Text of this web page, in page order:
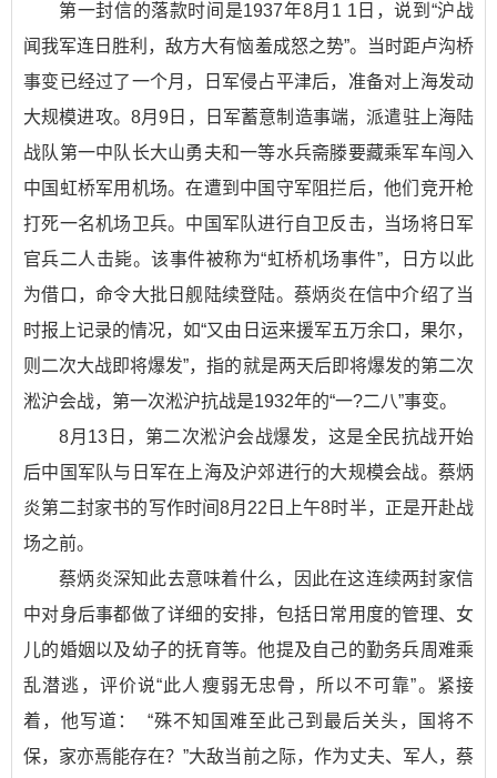
第一封信的落款时间是1937年8月1 1日，说到“沪战
闻我军连日胜利，敌方大有恼羞成怒之势”。当时距卢沟桥
事变已经过了一个月，日军侵占平津后，准备对上海发动
大规模进攻。8月9日，日军蓄意制造事端，派遣驻上海陆
战队第一中队长大山勇夫和一等水兵斋滕要藏乘军车闯入
中国虹桥军用机场。在遭到中国守军阻拦后，他们竞开枪
打死一名机场卫兵。中国军队进行自卫反击，当场将日军
官兵二人击毙。该事件被称为“虹桥机场事件”，日方以此
为借口，命令大批日舰陆续登陆。蔡炳炎在信中介绍了当
时报上记录的情况，如“又由日运来援军五万余口，果尔，
则二次大战即将爆发”，指的就是两天后即将爆发的第二次
淞沪会战，第一次淞沪抗战是1932年的“一?二八”事变。
8月13日，第二次淞沪会战爆发，这是全民抗战开始
后中国军队与日军在上海及沪郊进行的大规模会战。蔡炳
炎第二封家书的写作时间8月22日上午8时半，正是开赴战
场之前。
蔡炳炎深知此去意味着什么，因此在这连续两封家信
中对身后事都做了详细的安排，包括日常用度的管理、女
儿的婚姻以及幼子的抚育等。他提及自己的勤务兵周难乘
乱潜逃，评价说“此人瘦弱无忠骨，所以不可靠”。紧接
着，他写道： “殊不知国难至此己到最后关头，国将不
保，家亦焉能存在？”大敌当前之际，作为丈夫、军人，蔡